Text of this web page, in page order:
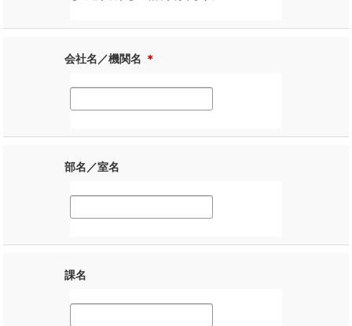
会社名／機関名 ＊
部名／室名
課名